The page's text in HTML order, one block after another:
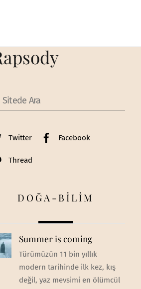
Twitter Facebook
Thread
DOĞA-BİLİM
Summer is coming
Türümüzün 11 bin yıllık
modern tarihinde ilk kez, kış
değil, yaz mevsimi en ölümcül